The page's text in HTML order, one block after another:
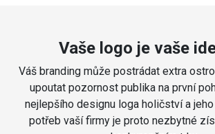
Vaše logo je vaše
Váš branding může postrádat extra
upoutat pozornost publika na první
nejlepšího designu loga holičství a
potřeb vaší firmy je proto nezbytné